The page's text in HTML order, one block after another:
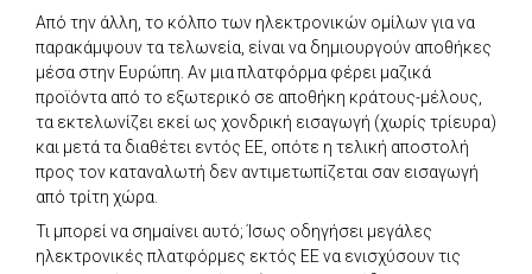
Από την άλλη, το κόλπο των ηλεκτρονικών ομίλων για να
παρακάμψουν τα τελωνεία, είναι να δημιουργούν αποθήκες
μέσα στην Ευρώπη. Αν μια πλατφόρμα φέρει μαζικά
προϊόντα από το εξωτερικό σε αποθήκη κράτους-μέλους,
τα εκτελωνίζει εκεί ως χονδρική εισαγωγή (χωρίς τρίευρα)
και μετά τα διαθέτει εντός ΕΕ, οπότε η τελική αποστολή
προς τον καταναλωτή δεν αντιμετωπίζεται σαν εισαγωγή
από τρίτη χώρα.
Τι μπορεί να σημαίνει αυτό; Ίσως οδηγήσει μεγάλες
ηλεκτρονικές πλατφόρμες εκτός ΕΕ να ενισχύσουν τις